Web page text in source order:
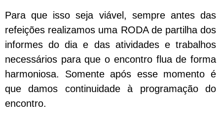
Para que isso seja viável, sempre antes das
refeições realizamos uma RODA de partilha dos
informes do dia e das atividades e trabalhos
necessários para que o encontro flua de forma
harmoniosa. Somente após esse momento é
que damos continuidade à programação do
encontro.